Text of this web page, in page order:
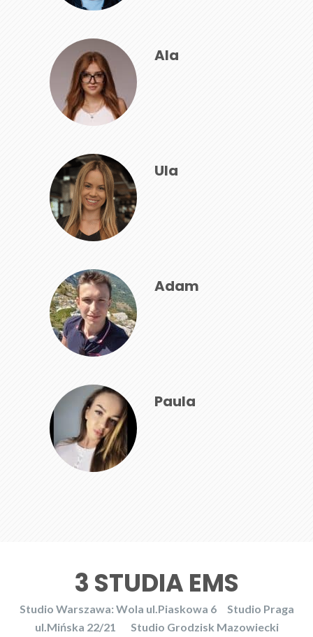
Ala
Ula
Adam
Paula
3 STUDIA EMS
Studio Warszawa: Wola ul.Piaskowa 6
Studio Praga
ul.Mińska 22/21
Studio Grodzisk Mazowiecki